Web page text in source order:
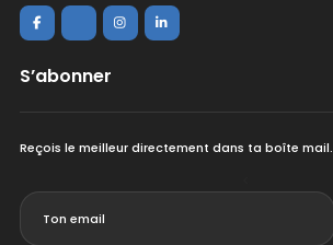
S’abonner
Reçois le meilleur directement dans ta boîte mail.